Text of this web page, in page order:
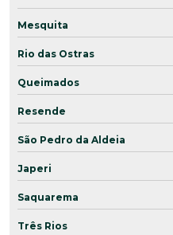
Mesquita
Rio das Ostras
Queimados
Resende
São Pedro da Aldeia
Japeri
Saquarema
Três Rios